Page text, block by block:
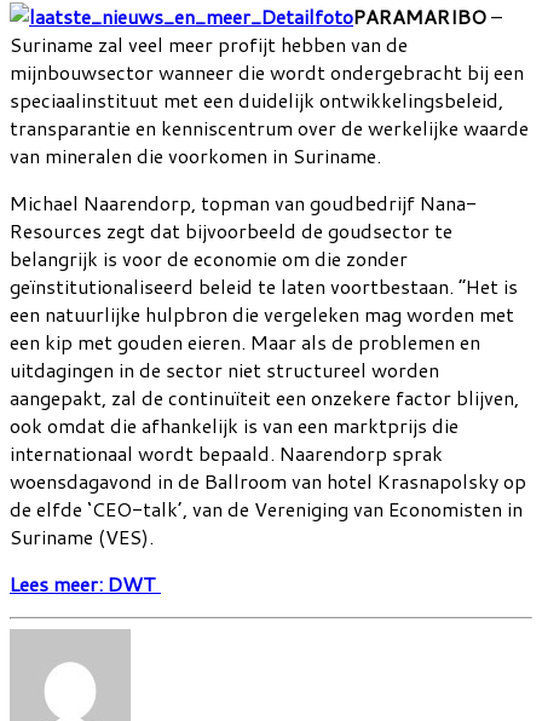
PARAMARIBO–
Suriname zal veel meer profijt hebben van de
mijnbouwsector wanneer die wordt ondergebracht bij een
speciaalinstituut met een duidelijk ontwikkelingsbeleid,
transparantie en kenniscentrum over de werkelijke waarde
van mineralen die voorkomen in Suriname.
Michael Naarendorp, topman van goudbedrijf Nana-
Resources zegt dat bijvoorbeeld de goudsector te
belangrijk is voor de economie om die zonder
geïnstitutionaliseerd beleid te laten voortbestaan. “Het is
een natuurlijke hulpbron die vergeleken mag worden met
een kip met gouden eieren. Maar als de problemen en
uitdagingen in de sector niet structureel worden
aangepakt, zal de continuïteit een onzekere factor blijven,
ook omdat die afhankelijk is van een marktprijs die
internationaal wordt bepaald. Naarendorp sprak
woensdagavond in de Ballroom van hotel Krasnapolsky op
de elfde ‘CEO-talk’, van de Vereniging van Economisten in
Suriname (VES).
Lees meer: DWT